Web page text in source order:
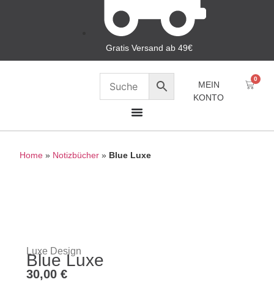
Gratis Versand ab 49€
MEIN
KONTO
0
Home » Notizbücher » Blue Luxe
Luxe Design
Blue Luxe
30,00 €